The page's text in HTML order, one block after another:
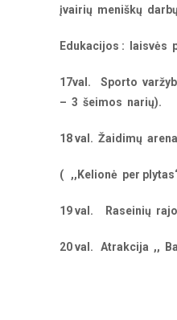
įvairių meniškų
Edukacijos : laisvės
17val. Sporto
– 3 šeimos narių).
18 val. Žaidimų
( ,,Kelionė per
19 val. Raseinių
20 val. Atrakcija ,,